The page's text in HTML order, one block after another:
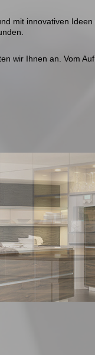
mit innovativen
wir Ihnen an. Vom